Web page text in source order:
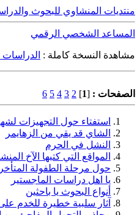
منتديات المنشاوي للبحوث
المساعد الشخصي الرقمي
مشاهدة النسخة كاملة :
الصفحات : [
1
]
2
3
4
5
6
استفتاء حول التجهيزات
الشاي قد يقي من الزهايمر
النشل في الحرم
المواقع التي كتبها الآخ
حول مرحلة الطفولة
يا اهل دراسات الماجستير
أنواع البحوث يا باحثين
آثار سلبية خطيرة للخدم